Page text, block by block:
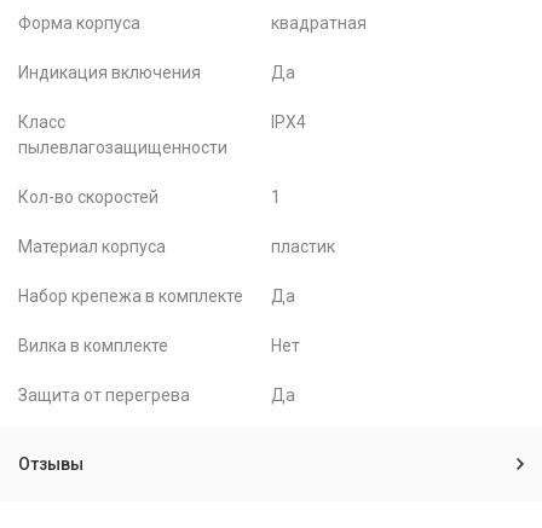
Форма корпуса квадратная
Индикация включения Да
Класс
пылевлагозащищенности
IPX4
Кол-во скоростей 1
Материал корпуса пластик
Набор крепежа в комплекте Да
Вилка в комплекте Нет
Защита от перегрева Да
Отзывы